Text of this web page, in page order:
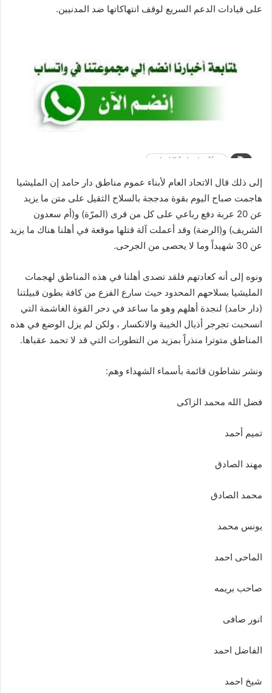
على قيادات الدعم السريع لوقف انتهاكاتها ضد المدنيين.
إلى ذلك قال الاتحاد العام لأبناء عموم مناطق دار حامد إن المليشيا
هاجمت صباح اليوم بقوة مدججة بالسلاح الثقيل على متن ما يزيد
عن 20 عربة دفع رباعي على كل من قرى (المرّة) و(أم سعدون
الشريف) و(الرضة) وقد أعملت آلة قتلها موقعة في أهلنا هناك ما يزيد
عن 30 شهيداً وما لا يحصى من الجرحى.
ونوه إلى أنه كعادتهم فلقد تصدى أهلنا في هذه المناطق لهجمات
المليشيا بسلاحهم المحدود حيث سارع الفزع من كافة بطون قبيلتنا
(دار حامد) لنجدة أهلهم وهو ما ساعد في دحر القوة الغاشمة التي
انسحبت تجرجر أذيال الخيبة والانكسار ، ولكن لم يزل الوضع في هذه
المناطق متوترا منذراً بمزيد من التطورات التي قد لا تحمد عقباها.
ونشر نشاطون قائمة بأسماء الشهداء وهم:
فضل الله محمد الزاكى
تميم أحمد
مهند الصادق
محمد الصادق
يونس محمد
الماحى احمد
صاحب بريمه
انور صافى
الفاضل احمد
شيخ احمد